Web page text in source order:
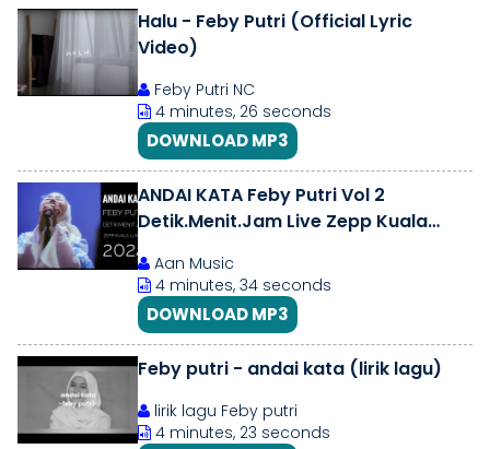
Halu - Feby Putri (Official Lyric
Video)
Feby Putri NC
4 minutes, 26 seconds
DOWNLOAD MP3
ANDAI KATA Feby Putri Vol 2
Detik.Menit.Jam Live Zepp Kuala
Aan Music
4 minutes, 34 seconds
DOWNLOAD MP3
Feby putri - andai kata (lirik lagu)
lirik lagu Feby putri
4 minutes, 23 seconds